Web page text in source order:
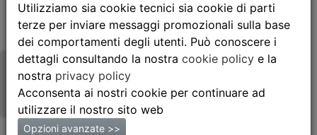
Verdicchio dei
Castelli di Jesi
€25.00
Utilizziamo sia cookie tecnici sia cookie di parti
terze per inviare messaggi promozionali sulla base
dei comportamenti degli utenti. Può conoscere i
dettagli consultando la nostra cookie policy e la
nostra privacy policy
Acconsenta ai nostri cookie per continuare ad
utilizzare il nostro sito web
Opzioni avanzate >>